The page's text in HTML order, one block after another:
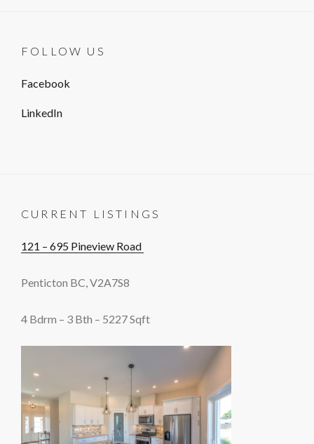
FOLLOW US
Facebook
LinkedIn
CURRENT LISTINGS
121 – 695 Pineview Road
Penticton BC, V2A7S8
4 Bdrm – 3 Bth – 5227 Sqft